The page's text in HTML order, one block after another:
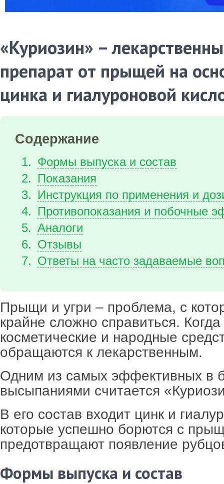
«Куриозин» –
препарат от прыщей на
цинка и гиалуроновой
Содержание
Формы выпуска и состав
Показания
Инструкция по применения и
Противопоказания и побочные
Аналоги
Отзывы
Ответы на часто задаваемые
Прыщи и угри – проблема, с
крайне сложно справиться.
косметические и народные
обращаются к лекарственным.
Одним из самых эффективных в
высыпаниями считается
В его состав входит цинк и
которые успешно борются с
предотвращают появление
Формы выпуска и состав